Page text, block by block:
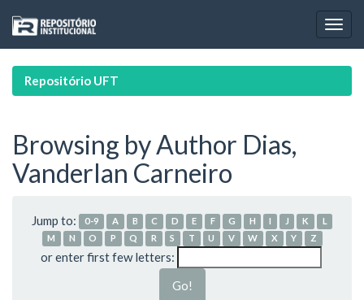
navigation
Repositório UFT
Browsing by Author Dias,
Vanderlan Carneiro
Jump to: 0-9 A B C D E F G H I J K
L
M
N O P Q R S T U V W X Y Z
or enter first few letters: